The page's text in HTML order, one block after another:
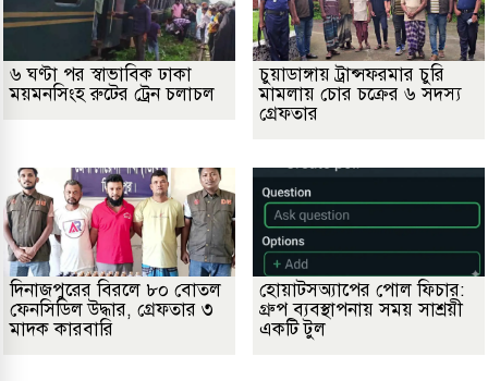
৬ ঘণ্টা পর স্বাভাবিক ঢাকা
ময়মনসিংহ রুটের ট্রেন চলাচল
চুয়াডাঙ্গায় ট্রান্সফরমার চুরি
মামলায় চোর চক্রের ৬ সদস্য
গ্রেফতার
দিনাজপুরের বিরলে ৮০ বোতল
ফেনসিডিল উদ্ধার, গ্রেফতার ৩
মাদক কারবারি
হোয়াটসঅ্যাপের পোল ফিচার:
গ্রুপ ব্যবস্থাপনায় সময় সাশ্রয়ী
একটি টুল